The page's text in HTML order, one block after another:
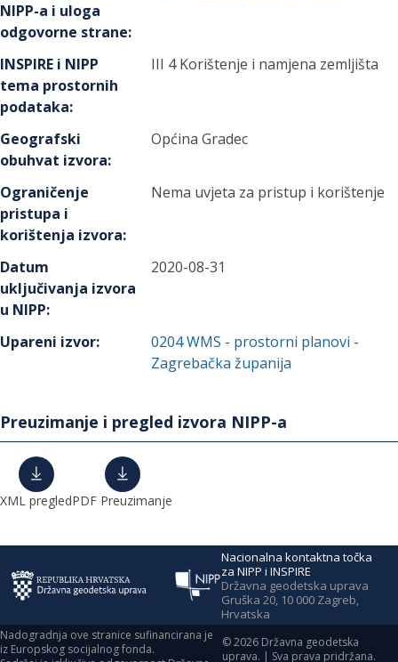
NIPP-a i uloga
odgovorne strane:
INSPIRE i NIPP
tema prostornih
podataka:
III 4 Korištenje i namjena zemljišta
Geografski
obuhvat izvora:
Općina Gradec
Ograničenje
pristupa i
korištenja izvora:
Nema uvjeta za pristup i korištenje
Datum
uključivanja izvora
u NIPP:
2020-08-31
Upareni izvor: 0204WMS - prostorni planovi -
Zagrebačka županija
Preuzimanje i pregled izvora NIPP-a
XML pregledPDF Preuzimanje
Nacionalna kontaktna točka
za NIPP i INSPIRE
Državna geodetska uprava
Gruška 20, 10 000 Zagreb,
Hrvatska
Nadogradnja ove stranice sufinancirana je
iz Europskog socijalnog fonda.
©2026 Državna geodetska
uprava. | Sva prava pridržana.